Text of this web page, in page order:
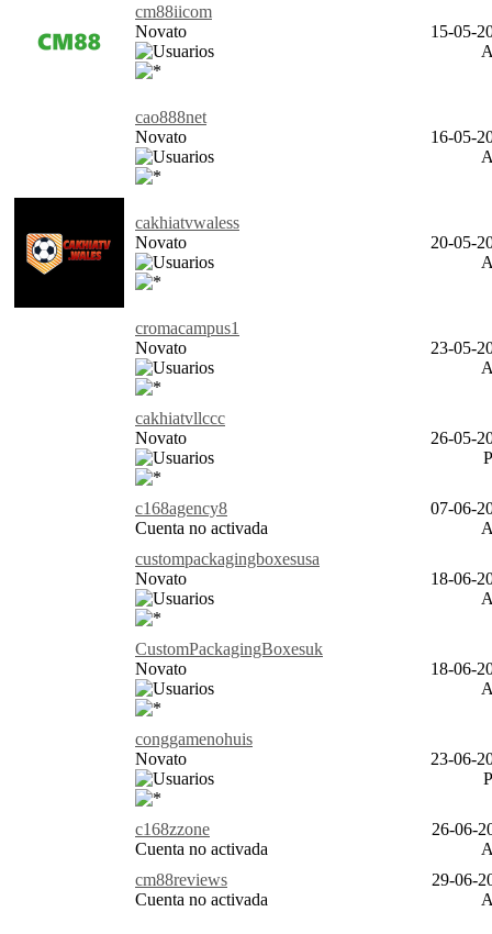
cm88iicom
Novato
15-05-
cao888net
Novato
16-05-
cakhiatvwaless
Novato
20-05-
cromacampus1
Novato
23-05-
cakhiatvllccc
Novato
26-05-
c168agency8
Cuenta no activada
07-06-
custompackagingboxesusa
Novato
18-06-
CustomPackagingBoxesuk
Novato
18-06-
conggamenohuis
Novato
23-06-
c168zzone
Cuenta no activada
26-06-
cm88reviews
Cuenta no activada
29-06-